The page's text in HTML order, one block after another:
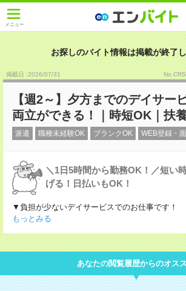
メニュー
お探しのバイト情報は掲載が終了し
掲載日 :2026/07/31
【週2～】夕方までのデイサー
両立ができる！｜時短OK｜扶
派遣 職種未経験OK ブランクOK WEB登録・
＼1日5時間から勤務OK！／短い
げる！日払いもOK！
▼負担が少ないデイサービスでのお仕事です！
もっとみる
あなたの閲覧履歴からのオス